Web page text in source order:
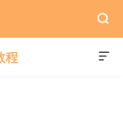

程
